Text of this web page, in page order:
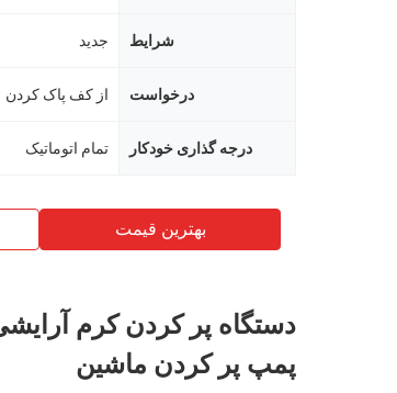
شرایط جدید
درخواست از کف پاک کردن
درجه گذاری خودکار تمام اتوماتیک
بهترین قیمت
دستگاه پر کردن کرم
پمپ پر کردن ماشین